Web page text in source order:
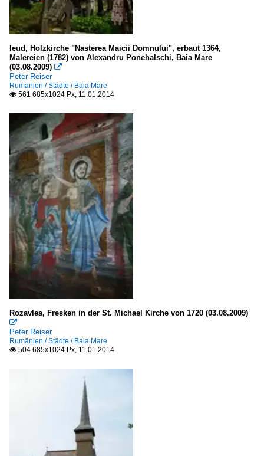
Ieud, Holzkirche "Nasterea Maicii Domnului", erbaut 1364,
Malereien (1782) von Alexandru Ponehalschi, Baia Mare
(03.08.2009) 
Peter Reiser
Rumänien / Städte / Baia Mare
 561 685x1024 Px, 11.01.2014
Rozavlea, Fresken in der St. Michael Kirche von 1720 (03.08.2009)

Peter Reiser
Rumänien / Städte / Baia Mare
 504 685x1024 Px, 11.01.2014